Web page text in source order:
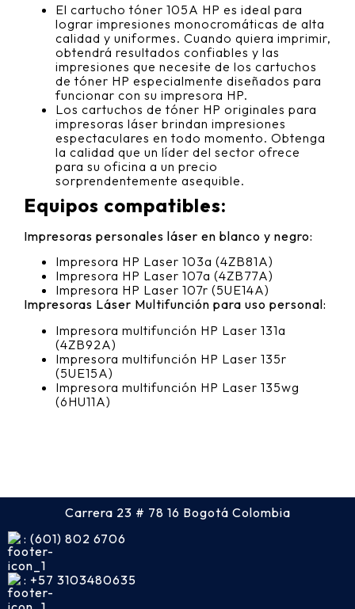
El cartucho tóner 105A HP es ideal para
lograr impresiones monocromáticas de alta
calidad y uniformes. Cuando quiera imprimir,
obtendrá resultados confiables y las
impresiones que necesite de los cartuchos
de tóner HP especialmente diseñados para
funcionar con su impresora HP.
Los cartuchos de tóner HP originales para
impresoras láser brindan impresiones
espectaculares en todo momento. Obtenga
la calidad que un líder del sector ofrece
para su oficina a un precio
sorprendentemente asequible.
Equipos compatibles:
Impresoras personales láser en blanco y negro:
Impresora HP Laser 103a (4ZB81A)
Impresora HP Laser 107a (4ZB77A)
Impresora HP Laser 107r (5UE14A)
Impresoras Láser Multifunción para uso personal:
Impresora multifunción HP Laser 131a
(4ZB92A)
Impresora multifunción HP Laser 135r
(5UE15A)
Impresora multifunción HP Laser 135wg
(6HU11A)
Carrera 23 # 78 16 Bogotá Colombia
: (601) 802 6706
: +57 3103480635